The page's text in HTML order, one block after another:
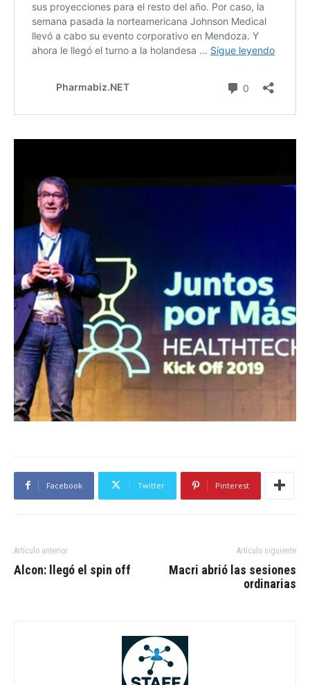
Facebook Twitter Pinterest
Artículo anterior
Alcon: llegó el spin off
Artículo siguiente
Macri abrió las sesiones
ordinarias